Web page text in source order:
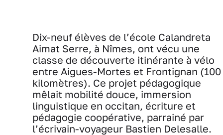
Dix-neuf élèves de l’école Calandreta
Aimat Serre, à Nîmes, ont vécu une
classe de découverte itinérante à vélo
entre Aigues-Mortes et Frontignan (100
kilomètres). Ce projet pédagogique
mêlait mobilité douce, immersion
linguistique en occitan, écriture et
pédagogie coopérative, parrainé par
l’écrivain-voyageur Bastien Delesalle.